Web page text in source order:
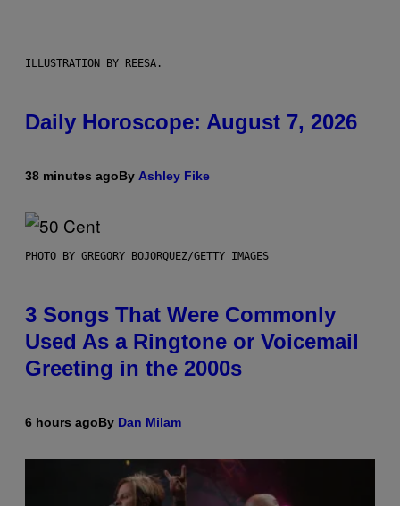
ILLUSTRATION BY REESA.
Daily Horoscope: August 7, 2026
38 minutes agoBy Ashley Fike
PHOTO BY GREGORY BOJORQUEZ/GETTY IMAGES
3 Songs That Were Commonly
Used As a Ringtone or Voicemail
Greeting in the 2000s
6 hours agoBy Dan Milam